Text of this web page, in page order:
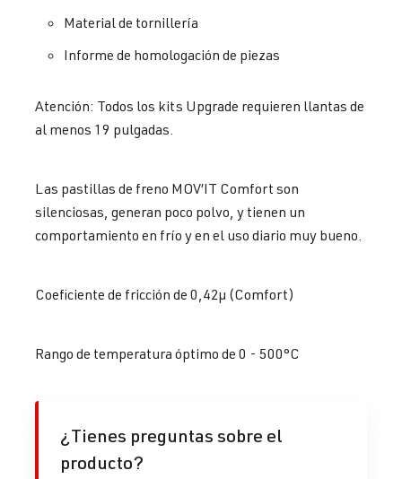
Material de tornillería
Informe de homologación de piezas
Atención: Todos los kits Upgrade requieren llantas de
al menos 19 pulgadas.
Las pastillas de freno MOV’IT Comfort son
silenciosas, generan poco polvo, y tienen un
comportamiento en frío y en el uso diario muy bueno.
Coeficiente de fricción de 0,42µ (Comfort)
Rango de temperatura óptimo de 0 - 500°C
¿Tienes preguntas sobre el
producto?